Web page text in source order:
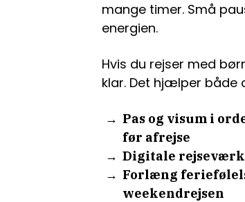
mange timer. Små
energien.
Hvis du rejser med
klar. Det hjælper både
Pas og visum i
før afrejse
Digitale
Forlæng
weekendrejsen